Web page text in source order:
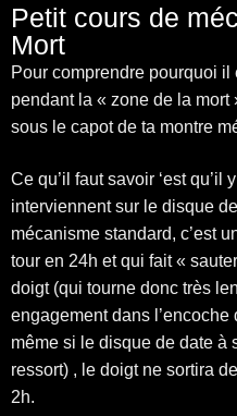
Petit cours de
Mort
Pour comprendre pourquoi
pendant la « zone de la mort
sous le capot de ta montre
Ce qu’il faut savoir ‘est qu’il
interviennent sur le disque
mécanisme standard, c’est
tour en 24h et qui fait «
doigt (qui tourne donc très
engagement dans
même si le disque de date à
ressort) , le doigt ne sortira
2h.